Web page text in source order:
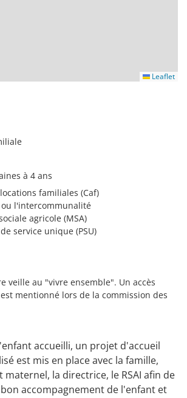
Leaflet
à 4 ans
familiales (Caf)
ou l'intercommunalité
agricole (MSA)
service unique (PSU)
veille au "vivre ensemble". Un accès
mentionné lors de la commission des
accueilli, un projet d'accueil
est mis en place avec la famille,
maternel, la directrice, le RSAI afin de
accompagnement de l'enfant et